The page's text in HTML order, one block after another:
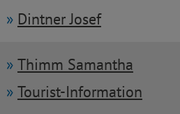
Dintner Josef
Thimm Samantha
Tourist-Information